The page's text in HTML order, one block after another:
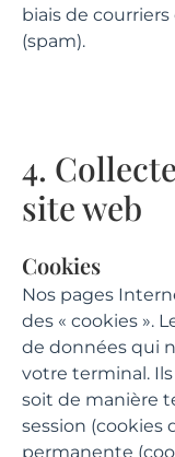
biais de
(spam).
4.
site web
Cookies
Nos pages
des « cookies ».
de données qui
votre terminal.
soit de manière
session (cookies
permanente